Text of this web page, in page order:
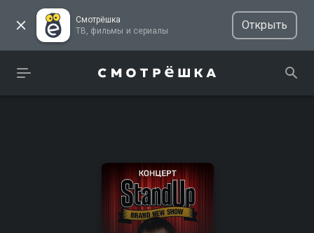
Смотрёшка
ТВ, фильмы и сериалы
Открыть